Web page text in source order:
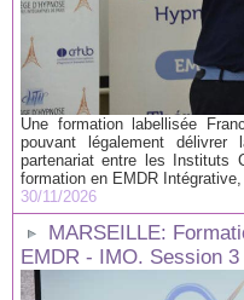
Une formation labellisée
pouvant légalement
partenariat entre les Instituts
formation en EMDR
30/11/2026
MARSEILLE:
EMDR - IMO. Session 3